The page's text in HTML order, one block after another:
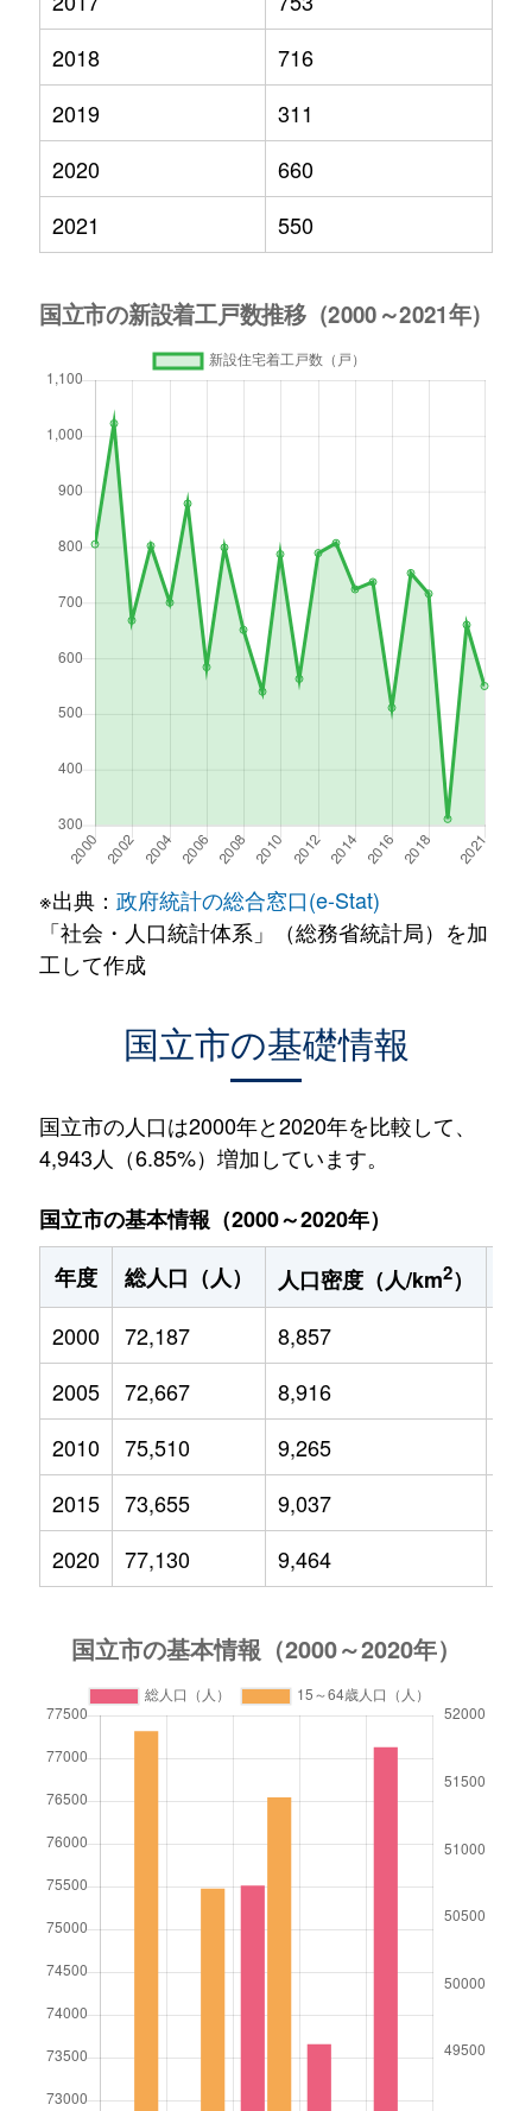
2018
716
2019
311
2020
660
2021
550
※出典： 政府統計の総合窓口(e-Stat)
「社会・人口統計体系」（総務省統計局）を加
工して作成
国立市の基礎情報
国立市の人口は2000年と2020年を比較して、
4,943人（6.85%）増加しています。
国立市の基本情報（2000～2020年）
年度
総人口（人） 人口密度（人/km2）
2000
72,187 8,857
2005
72,667 8,916
2010
75,510 9,265
2015
73,655 9,037
2020
77,130 9,464